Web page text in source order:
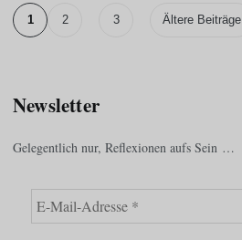
1 2 3 Ältere Beiträge
Newsletter
Gelegentlich nur, Reflexionen aufs Sein …